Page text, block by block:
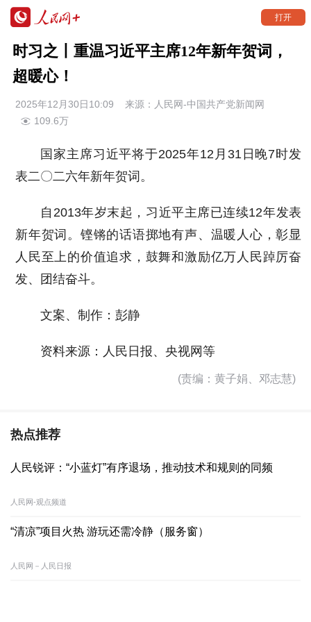
打开
时习之丨重温习近平主席12年新年贺词，
超暖心！
2025年12月30日10:09 来源： 人民网-中国共产党新闻网
109.6万
国家主席习近平将于2025年12月31日晚7时发
表二〇二六年新年贺词。
自2013年岁末起，习近平主席已连续12年发表
新年贺词。铿锵的话语掷地有声、温暖人心，彰显
人民至上的价值追求，鼓舞和激励亿万人民踔厉奋
发、团结奋斗。
文案、制作：彭静
资料来源：人民日报、央视网等
(责编：黄子娟、邓志慧)
热点推荐
人民锐评：“小蓝灯”有序退场，推动技术和规则的同频
人民网-观点频道
“清凉”项目火热 游玩还需冷静（服务窗）
人民网－人民日报